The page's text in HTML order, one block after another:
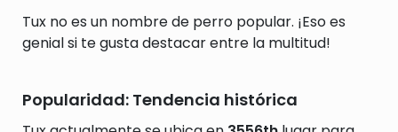
Tux no es un nombre de perro popular. ¡Eso es
genial si te gusta destacar entre la multitud!
Popularidad: Tendencia histórica